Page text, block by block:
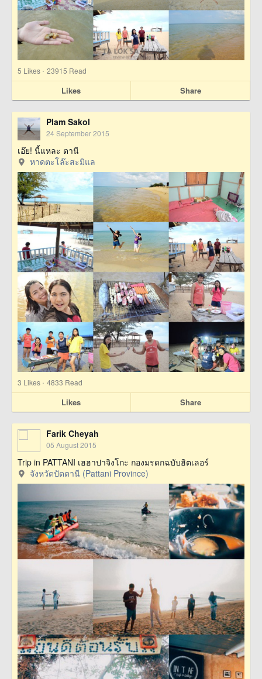
5 Likes · 23915 Read
Likes Share
Plam Sakol
24 September 2015
เอ๊ย! นี้แหละ ตานี
หาดตะโล๊ะสะมิแล
3 Likes · 4833 Read
Likes Share
Farik Cheyah
05 August 2015
Trip in PATTANI เฮฮาปาจิงโกะ กองมรดกฉบับฮิตเลอร์
จังหวัดปัตตานี (Pattani Province)